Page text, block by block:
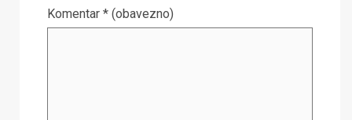
Komentar * (obavezno)